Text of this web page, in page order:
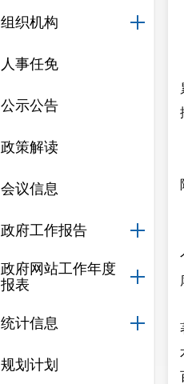
组织机构
人事任免
公示公告
政策解读
会议信息
政府工作报告
政府网站工作年度
报表
统计信息
规划计划